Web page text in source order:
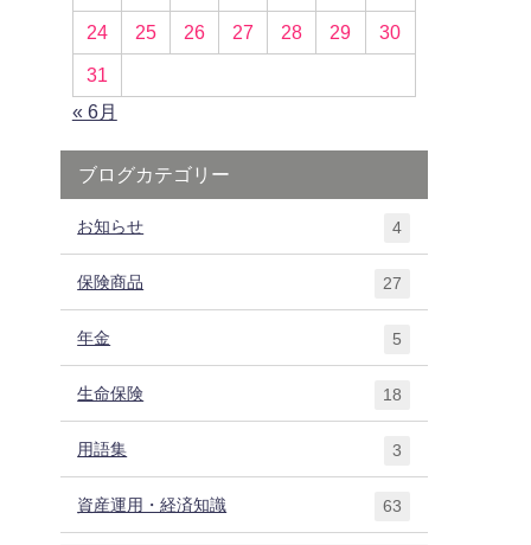
24 25 26 27 28 29 30
31
« 6月
ブログカテゴリー
お知らせ 4
保険商品 27
年金 5
生命保険 18
用語集 3
資産運用・経済知識 63